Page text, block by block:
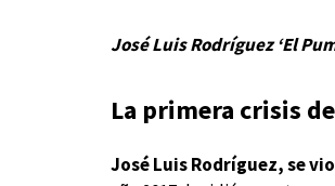
José Luis Rodríguez ‘El
La primera crisis
José Luis Rodríguez, se